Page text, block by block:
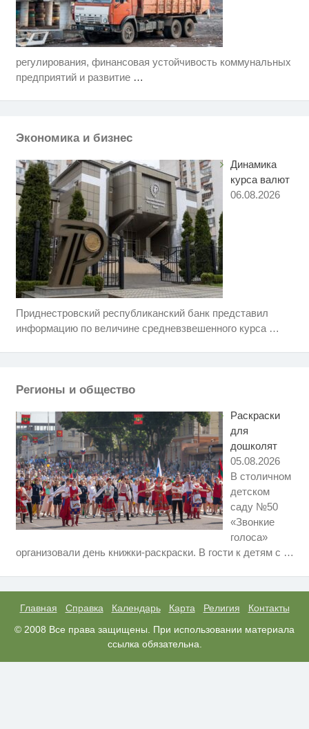
регулирования, финансовая устойчивость коммунальных
предприятий и развитие …
Экономика и бизнес
Динамика
курса валют
06.08.2026
Приднестровский республиканский банк представил
информацию по величине средневзвешенного курса …
Регионы и общество
Раскраски
для
дошколят
05.08.2026
В столичном
детском
саду №50
«Звонкие
голоса»
организовали день книжки-раскраски. В гости к детям с …
Главная Справка Календарь Карта Религия
Контакты
© 2008 Все права защищены. При использовании материала
ссылка обязательна.
i
Этот танец невесты оставит вас
без слов! Пересмотрела 10 раз
Ржу не переставая, это видео
Королева вагона отожгла! Видео
i
Скрытая камера на пляже
когда их не видят...
Ролик длится пару секунд, но
Ролик из Омска: вы будете
а смеяться вы будете долго
i
Взломали Telegram Собчак - вот
что нашлось в переписках